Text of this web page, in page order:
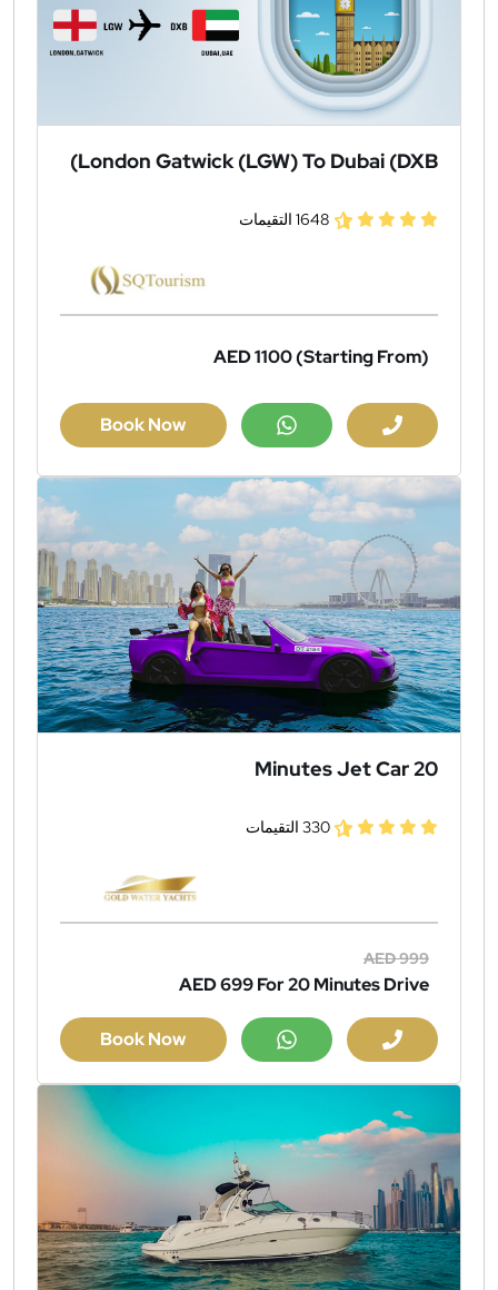
London Gatwick (LGW) To Dubai (DXB)
1648 التقيمات
AED 1100(Starting From)
Book Now
20 Minutes Jet Car
330 التقيمات
AED 999
AED 699For 20 Minutes Drive
Book Now